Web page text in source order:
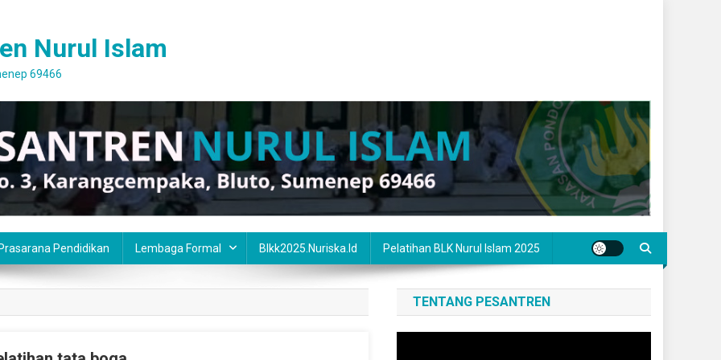
Nurul Islam
69466
Pendidikan Lembaga Formal Blkk2025.nuriska.id Pelatihan BLK Nurul Islam 2025
TENTANG PESANTREN